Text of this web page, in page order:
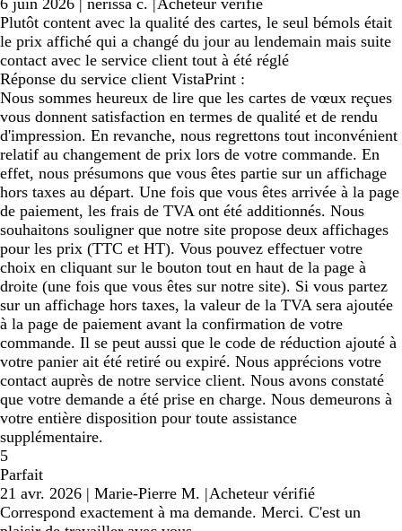
6 juin 2026 | nerissa c. |Acheteur vérifié
Plutôt content avec la qualité des cartes, le seul bémols était
le prix affiché qui a changé du jour au lendemain mais suite
contact avec le service client tout à été réglé
Réponse du service client VistaPrint :
Nous sommes heureux de lire que les cartes de vœux reçues
vous donnent satisfaction en termes de qualité et de rendu
d'impression. En revanche, nous regrettons tout inconvénient
relatif au changement de prix lors de votre commande. En
effet, nous présumons que vous êtes partie sur un affichage
hors taxes au départ. Une fois que vous êtes arrivée à la page
de paiement, les frais de TVA ont été additionnés. Nous
souhaitons souligner que notre site propose deux affichages
pour les prix (TTC et HT). Vous pouvez effectuer votre
choix en cliquant sur le bouton tout en haut de la page à
droite (une fois que vous êtes sur notre site). Si vous partez
sur un affichage hors taxes, la valeur de la TVA sera ajoutée
à la page de paiement avant la confirmation de votre
commande. Il se peut aussi que le code de réduction ajouté à
votre panier ait été retiré ou expiré. Nous apprécions votre
contact auprès de notre service client. Nous avons constaté
que votre demande a été prise en charge. Nous demeurons à
votre entière disposition pour toute assistance
supplémentaire.
5
Parfait
21 avr. 2026 | Marie-Pierre M. |Acheteur vérifié
Correspond exactement à ma demande. Merci. C'est un